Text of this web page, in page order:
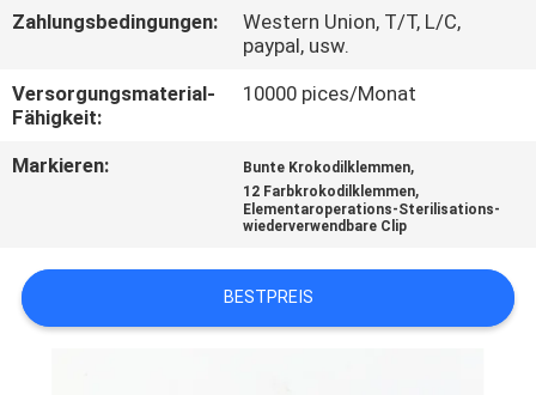
IN
VERBINDUNG
NACHRICHTEN
SIE EIN
ZITAT
Zahlungsbedingungen:
Western Union, T/T, L/C,
paypal, usw.
Versorgungsmaterial-
Fähigkeit:
10000 pices/Monat
Markieren: Bunte Krokodilklemmen,
12 Farbkrokodilklemmen,
Elementaroperations-Sterilisations-
wiederverwendbare Clip
BESTPREIS